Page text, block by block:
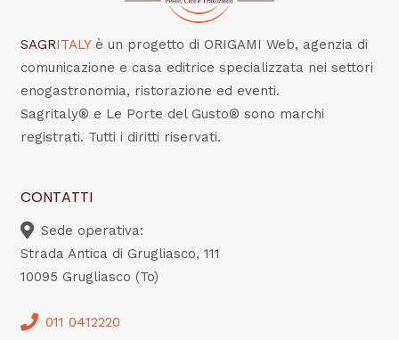
SAGRITALY è un progetto di ORIGAMI Web, agenzia di
comunicazione e casa editrice specializzata nei settori
enogastronomia, ristorazione ed eventi.
Sagritaly® e Le Porte del Gusto® sono marchi
registrati. Tutti i diritti riservati.
CONTATTI
Sede operativa:
Strada Antica di Grugliasco, 111
10095 Grugliasco (To)
011 0412220